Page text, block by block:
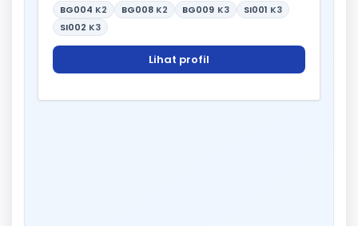
BG004 K2 BG008 K2 BG009 K3 SI001 K3
SI002 K3
Lihat profil